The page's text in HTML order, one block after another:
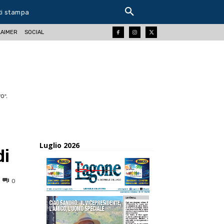
stampa
SOCIAL
0
Tumblr Telegram
Luglio 2026